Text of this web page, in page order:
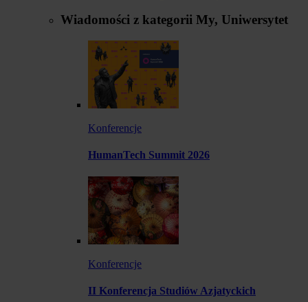
Wiadomości z kategorii My, Uniwersytet
Konferencje
HumanTech Summit 2026
Konferencje
II Konferencja Studiów Azjatyckich